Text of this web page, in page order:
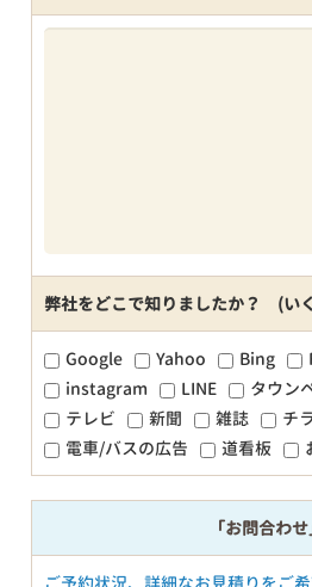
弊社をどこで知りましたか？ (い
Google Yahoo Bing
instagram
LINE タウン
テレビ
新聞 雑誌
チ
電車/バスの広告
道看板
「お問合わせ